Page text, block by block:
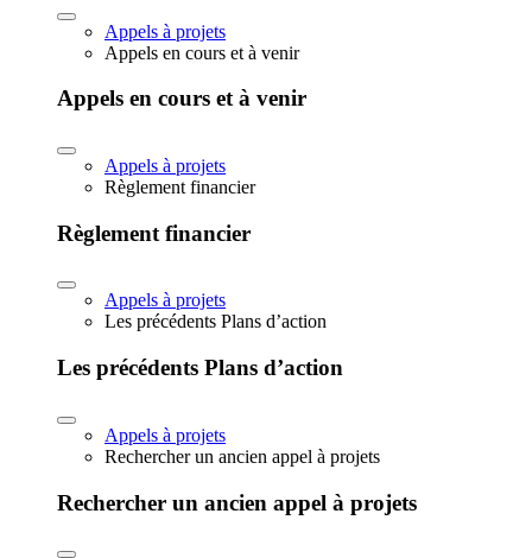
Appels à projets
Appels en cours et à venir
Appels en cours et à venir
Appels à projets
Règlement financier
Règlement financier
Appels à projets
Les précédents Plans d’action
Les précédents Plans d’action
Appels à projets
Rechercher un ancien appel à projets
Rechercher un ancien appel à projets